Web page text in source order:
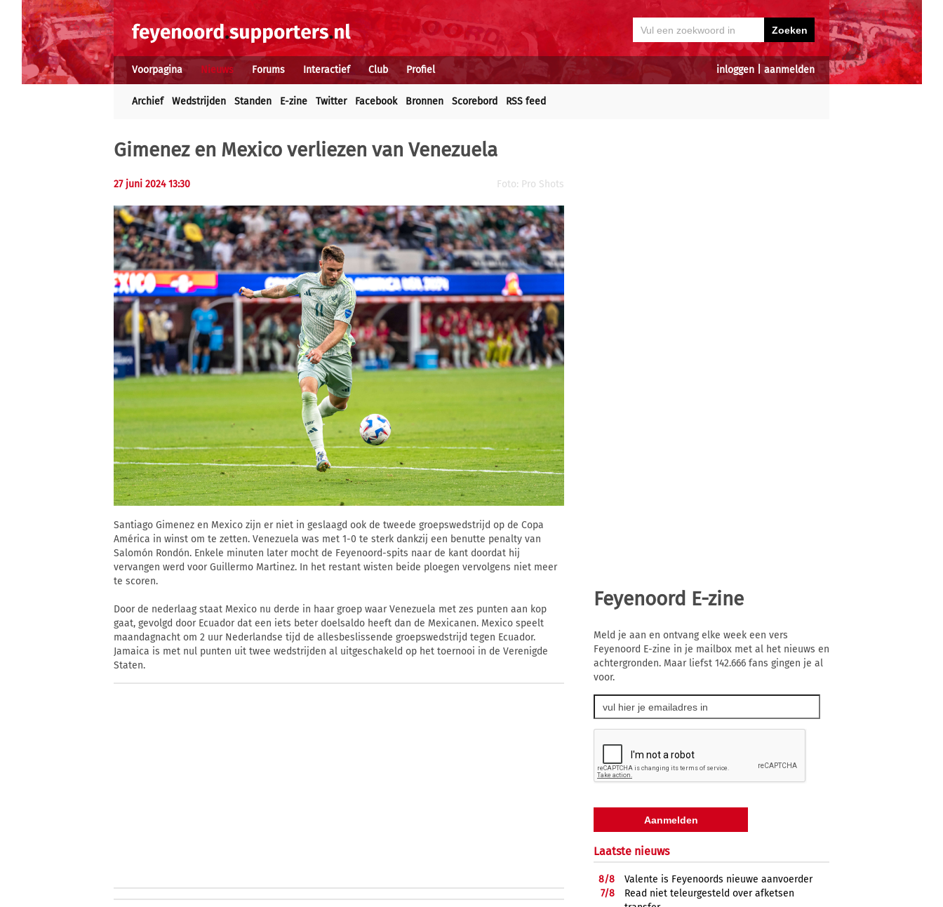
inloggen aanmelden
Voorpagina Nieuws Forums Interactief Club Profiel
Archief Wedstrijden Standen E-zine Twitter Facebook Bronnen Scorebord RSS feed
Gimenez en Mexico verliezen van Venezuela
27 juni 2024 13:30 Foto: Pro Shots
Santiago Gimenez en Mexico zijn er niet in geslaagd ook de tweede groepswedstrijd op de Copa
América in winst om te zetten. Venezuela was met 1-0 te sterk dankzij een benutte penalty van
Salomón Rondón. Enkele minuten later mocht de Feyenoord-spits naar de kant doordat hij
vervangen werd voor Guillermo Martinez. In het restant wisten beide ploegen vervolgens niet meer
te scoren.
Door de nederlaag staat Mexico nu derde in haar groep waar Venezuela met zes punten aan kop
gaat, gevolgd door Ecuador dat een iets beter doelsaldo heeft dan de Mexicanen. Mexico speelt
maandagnacht om 2 uur Nederlandse tijd de allesbeslissende groepswedstrijd tegen Ecuador.
Jamaica is met nul punten uit twee wedstrijden al uitgeschakeld op het toernooi in de Verenigde
Staten.
Feyenoord E-zine
Meld je aan en ontvang elke week een vers
Feyenoord E-zine in je mailbox met al het nieuws en
achtergronden. Maar liefst 142.666 fans gingen je al
voor.
Laatste nieuws
8/8
Valente is Feyenoords nieuwe aanvoerder
7/8
Read niet teleurgesteld over afketsen